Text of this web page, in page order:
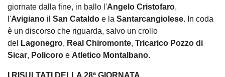
giornate dalla fine, in ballo l'Angelo Cristofaro,
l'Avigiano il San Cataldo e la Santarcangiolese. In coda
è un discorso che riguarda, salvo un crollo
del
Lagonegro, Real Chiromonte, Tricarico Pozzo di
Sicar, Policoro e Atletico Montalbano.